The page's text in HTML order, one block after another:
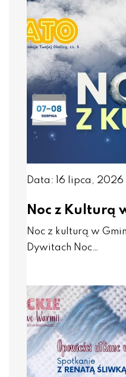
Data: 16 lipca, 2026
Noc z Kulturą
Noc z kulturą w
Dywitach Noc…